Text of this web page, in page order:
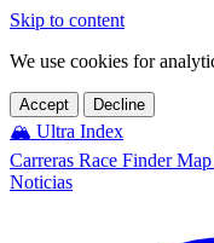
Skip to content
We use cookies for
Accept Decline
🏔️ Ultra Index
Carreras Race FinderMap
Noticias